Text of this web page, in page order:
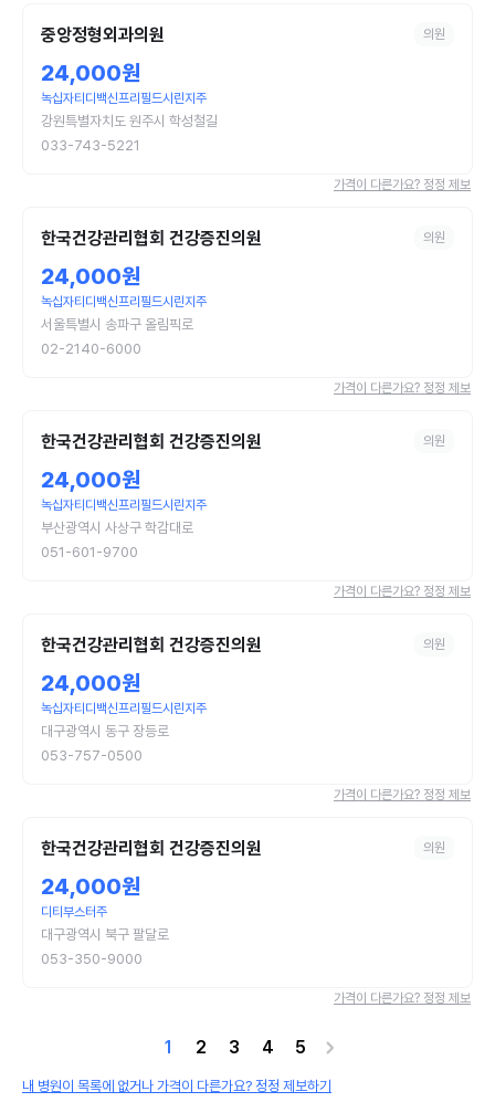
중앙정형외과의원 의원
24,000원
녹십자티디백신프리필드시린지주
강원특별자치도 원주시 학성철길
033-743-5221
가격이 다른가요? 정정 제보
한국건강관리협회 건강증진의원 의원
24,000원
녹십자티디백신프리필드시린지주
서울특별시 송파구 올림픽로
02-2140-6000
가격이 다른가요? 정정 제보
한국건강관리협회 건강증진의원 의원
24,000원
녹십자티디백신프리필드시린지주
부산광역시 사상구 학감대로
051-601-9700
가격이 다른가요? 정정 제보
한국건강관리협회 건강증진의원 의원
24,000원
녹십자티디백신프리필드시린지주
대구광역시 동구 장등로
053-757-0500
가격이 다른가요? 정정 제보
한국건강관리협회 건강증진의원 의원
24,000원
디티부스터주
대구광역시 북구 팔달로
053-350-9000
가격이 다른가요? 정정 제보
1 2 3 4 5
내 병원이 목록에 없거나 가격이 다른가요? 정정 제보하기